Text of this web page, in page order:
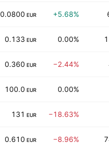
0.0800 EUR +5.68%
0.133 EUR 0.00%
0.360 EUR −2.44%
100.0 EUR 0.00%
131 EUR −18.63%
0.610 EUR −8.96%